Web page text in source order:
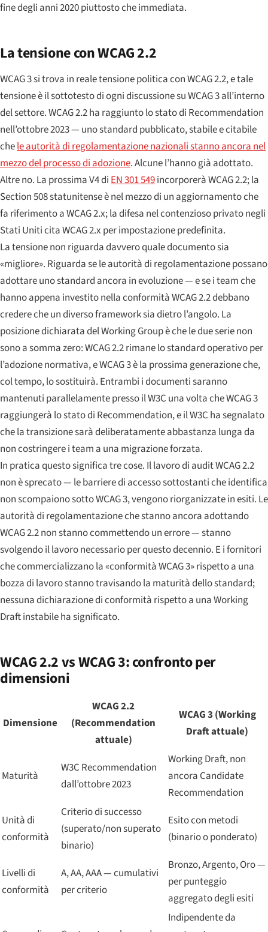
fine degli anni 2020 piuttosto che immediata.
La tensione con WCAG 2.2
WCAG 3 si trova in reale tensione politica con WCAG 2.2, e tale
tensione è il sottotesto di ogni discussione su WCAG 3 all’interno
del settore. WCAG 2.2 ha raggiunto lo stato di Recommendation
nell’ottobre 2023 — uno standard pubblicato, stabile e citabile
chele autorità di regolamentazione nazionali stanno ancora nel
mezzo del processo di adozione. Alcune l’hanno già adottato.
Altre no. La prossima V4 diEN 301 549incorporerà WCAG 2.2; la
Section 508 statunitense è nel mezzo di un aggiornamento che
fa riferimento a WCAG 2.x; la difesa nel contenzioso privato negli
Stati Uniti cita WCAG 2.x per impostazione predefinita.
La tensione non riguarda davvero quale documento sia
«migliore». Riguarda se le autorità di regolamentazione possano
adottare uno standard ancora in evoluzione — e se i team che
hanno appena investito nella conformità WCAG 2.2 debbano
credere che un diverso framework sia dietro l’angolo. La
posizione dichiarata del Working Group è che le due serie non
sono a somma zero: WCAG 2.2 rimane lo standard operativo per
l’adozione normativa, e WCAG 3 è la prossima generazione che,
col tempo, lo sostituirà. Entrambi i documenti saranno
mantenuti parallelamente presso il W3C una volta che WCAG 3
raggiungerà lo stato di Recommendation, e il W3C ha segnalato
che la transizione sarà deliberatamente abbastanza lunga da
non costringere i team a una migrazione forzata.
In pratica questo significa tre cose. Il lavoro di audit WCAG 2.2
non è sprecato — le barriere di accesso sottostanti che identifica
non scompaiono sotto WCAG 3, vengono riorganizzate in esiti. Le
autorità di regolamentazione che stanno ancora adottando
WCAG 2.2 non stanno commettendo un errore — stanno
svolgendo il lavoro necessario per questo decennio. E i fornitori
che commercializzano la «conformità WCAG 3» rispetto a una
bozza di lavoro stanno travisando la maturità dello standard;
nessuna dichiarazione di conformità rispetto a una Working
Draft instabile ha significato.
WCAG 2.2 vs WCAG 3: confronto per
dimensioni
Dimensione
WCAG 2.2
(Recommendation
attuale)
WCAG 3 (Working
Draft attuale)
Maturità
W3C Recommendation
dall’ottobre 2023
Working Draft, non
ancora Candidate
Recommendation
Unità di
conformità
Criterio di successo
(superato/non superato
binario)
Esito con metodi
(binario o ponderato)
Livelli di
conformità
A, AA, AAA — cumulativi
per criterio
Bronzo, Argento, Oro —
per punteggio
aggregato degli esiti
Indipendente da